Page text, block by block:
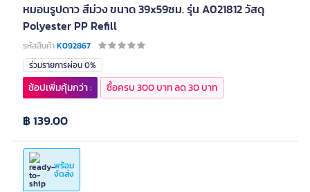
หมอนรูปดาว สีม่วง ขนาด 39x59ซม. รุ่น A021812 วัสดุ
Polyester PP Refill
รหัสสินค้าK092867
ร่วมรายการผ่อน 0%
พร้อม
จัดส่ง
฿ 139.00
ช้อปเพิ่มคุ้มกว่า : ซื้อครบ 300 บาท ลด 30 บาท